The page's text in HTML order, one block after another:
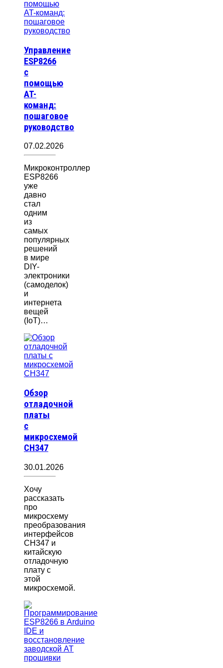
Управление
ESP8266
с
помощью
AT-
команд:
пошаговое
руководство
07.02.2026
Микроконтроллер
ESP8266
уже
давно
стал
одним
из
самых
популярных
решений
в мире
DIY-
электроники
(самоделок)
и
интернета
вещей
(IoT)…
Обзор
отладочной
платы
с
микросхемой
CH347
30.01.2026
Хочу
рассказать
про
микросхему
преобразования
интерфейсов
CH347 и
китайскую
отладочную
плату с
этой
микросхемой.